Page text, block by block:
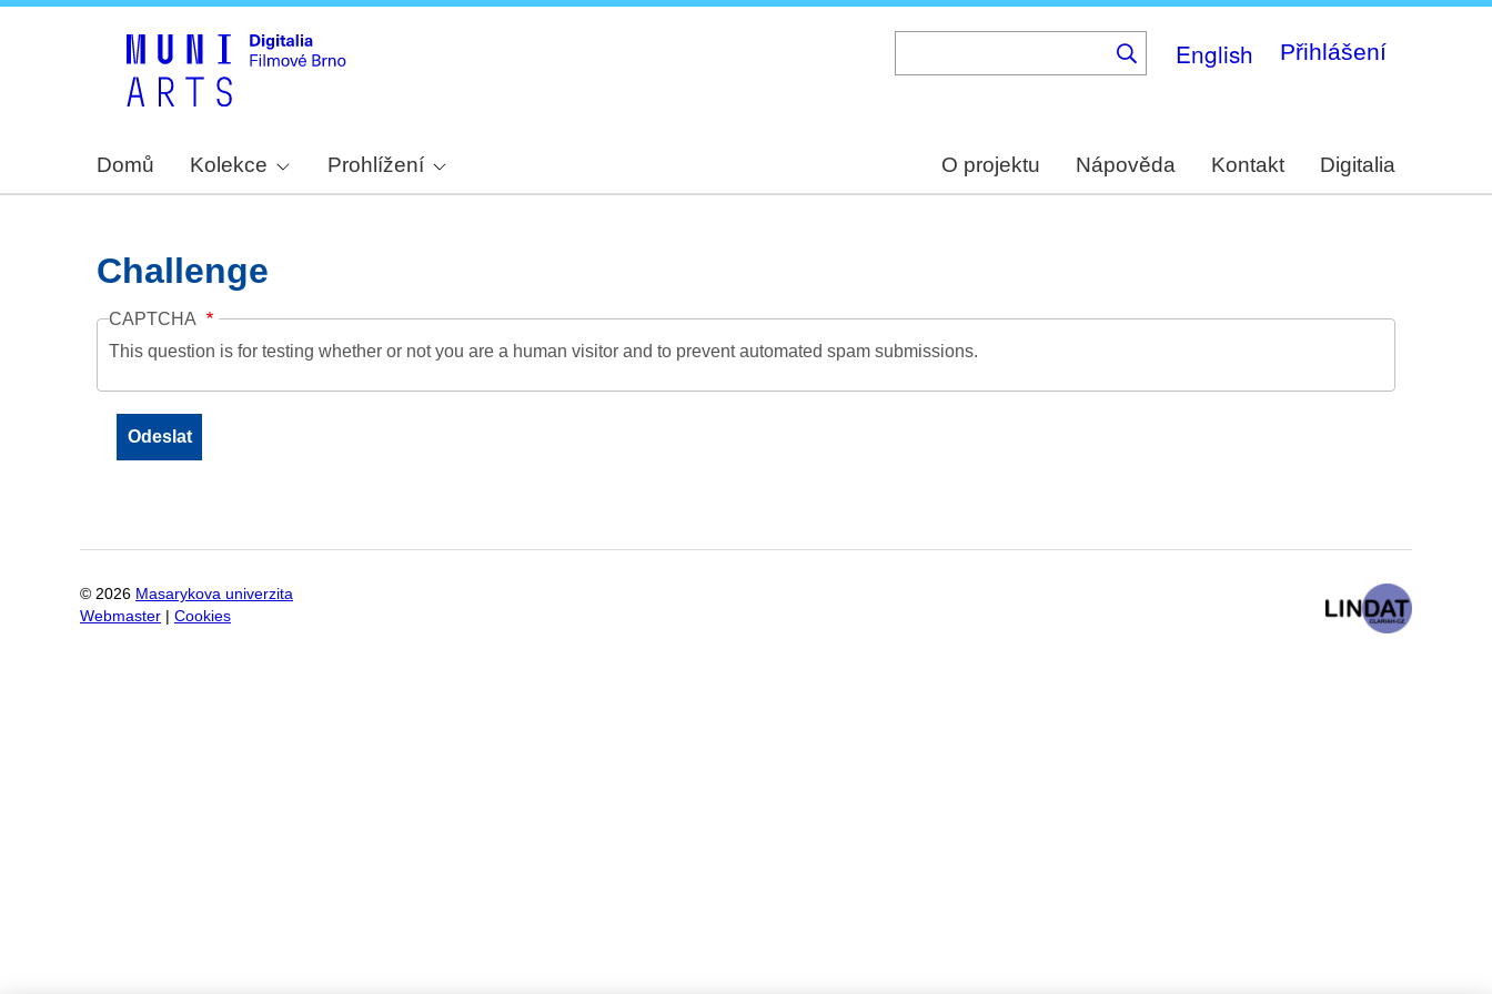
English Přihlášení
Domů Kolekce Prohlížení O projektu Nápověda Kontakt Digitalia
Challenge
CAPTCHA
This question is for testing whether or not you are a human visitor and to prevent automated spam submissions.
© 2026 Masarykova univerzita
Webmaster
Cookies